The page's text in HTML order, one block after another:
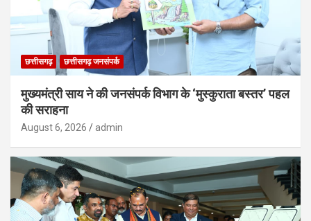
छत्तीसगढ़ छत्तीसगढ़ जनसंपर्क
मुख्यमंत्री साय ने की जनसंपर्क विभाग के ‘मुस्कुराता बस्तर’ पहल
की सराहना
August 6, 2026 admin